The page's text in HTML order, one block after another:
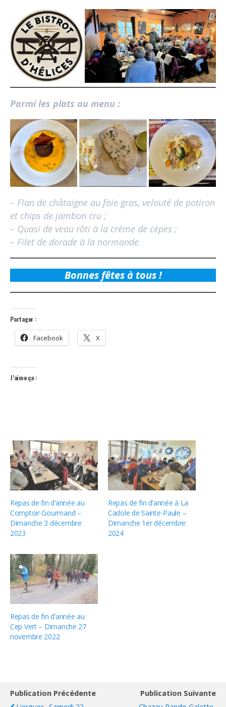
Parmi les plats au menu :
– Flan de châtaigne au foie gras, velouté de potiron
et chips de jambon cru ;
– Quasi de veau rôti à la crème de cèpes ;
– Filet de dorade à la normande.
Bonnes fêtes à tous !
Partager :
Facebook X
J’aime ça :
Repas de fin d’année au
Comptoir Gourmand –
Dimanche 3 décembre
2023
Repas de fin d’année à La
Cadole de Sainte-Paule –
Dimanche 1er décembre
2024
Repas de fin d’année au
Cep Vert – Dimanche 27
novembre 2022
Publication Précédente
Publication Suivante